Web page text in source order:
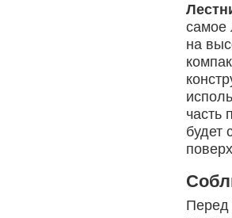
самое
на
часть
будет
Перед